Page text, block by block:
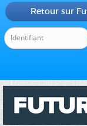
Retour sur